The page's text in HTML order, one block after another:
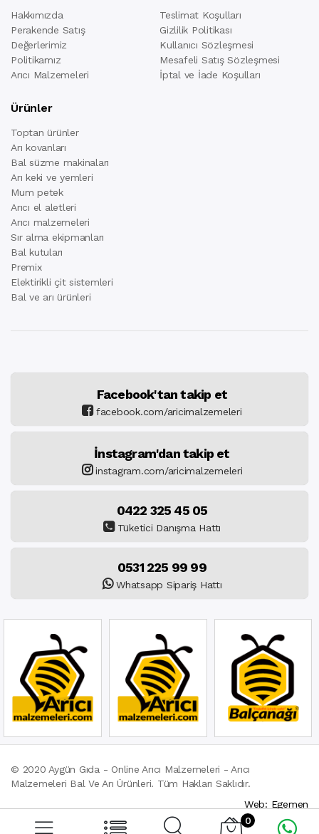
0
Hakkımızda
Perakende Satış
Değerlerimiz
Politikamız
Arıcı Malzemeleri
Teslimat Koşulları
Gizlilik Politikası
Kullanıcı Sözleşmesi
Mesafeli Satış Sözleşmesi
İptal ve İade Koşulları
Ürünler
Toptan ürünler
Arı kovanları
Bal süzme makinaları
Arı keki ve yemleri
Mum petek
Arıcı el aletleri
Arıcı malzemeleri
Sır alma ekipmanları
Bal kutuları
Premix
Elektirikli çit sistemleri
Bal ve arı ürünleri
Facebook'tan takip et
facebook.com/aricimalzemeleri
İnstagram'dan takip et
instagram.com/aricimalzemeleri
0422 325 45 05
Tüketici Danışma Hattı
0531 225 99 99
Whatsapp Sipariş Hattı
© 2020 Aygün Gıda - Online Arıcı Malzemeleri - Arıcı
Malzemeleri Bal Ve Arı Ürünleri. Tüm Hakları Saklıdır.
Web: Egemen